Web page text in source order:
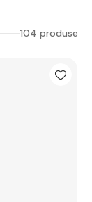
104 produse